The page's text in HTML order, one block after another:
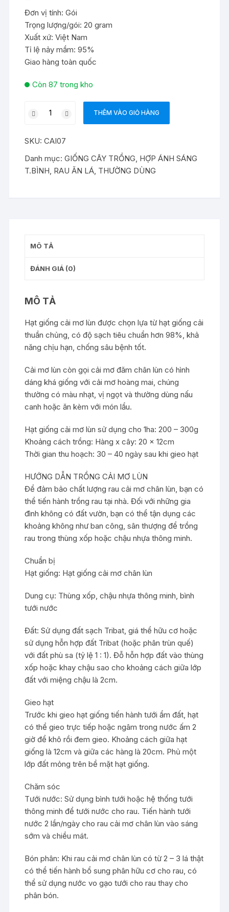
Đơn vị tính: Gói
Trọng lượng/gói: 20 gram
Xuất xứ: Việt Nam
Tỉ lệ nảy mầm: 95%
Giao hàng toàn quốc
Còn 87 trong kho
giống
cải
mơ
lùn
THÊM VÀO GIỎ HÀNG
SKU:CAI07
Danh mục:GIỐNG CÂY TRỒNG, HỢP ÁNH SÁNG
T.BÌNH, RAU ĂN LÁ, THƯỜNG DÙNG
MÔ TẢ
ĐÁNH GIÁ (0)
MÔ TẢ
Hạt giống cải mơ lùn được chọn lựa từ hạt giống cải
thuần chủng, có độ sạch tiêu chuẩn hơn 98%, khả
năng chịu hạn, chống sâu bệnh tốt.
Cải mơ lùn còn gọi cải mơ đăm chân lùn có hình
dáng khá giống với cải mơ hoàng mai, chúng
thường có màu nhạt, vị ngọt và thường dùng nấu
canh hoặc ăn kèm với món lẩu.
Hạt giống cải mơ lùn sử dụng cho 1ha: 200 – 300g
Khoảng cách trồng: Hàng x cây: 20 x 12cm
Thời gian thu hoạch: 30 – 40 ngày sau khi gieo hạt
HƯỚNG DẪN TRỒNG CẢI MƠ LÙN
Để đảm bảo chất lượng rau cải mơ chân lùn, bạn có
thể tiến hành trồng rau tại nhà. Đối với những gia
đình không có đất vườn, bạn có thể tận dụng các
khoảng không như ban công, sân thượng để trồng
rau trong thùng xốp hoặc chậu nhựa thông minh.
Chuẩn bị
Hạt giống: Hạt giống cải mơ chân lùn
Dung cụ: Thùng xốp, chậu nhựa thông minh, bình
tưới nước
Đất: Sử dụng đất sạch Tribat, giá thể hữu cơ hoặc
sử dụng hỗn hợp đất Tribat (hoặc phân trùn quế)
với đất phù sa (tỷ lệ 1 : 1). Đỗ hỗn hợp đất vào thùng
xốp hoặc khay chậu sao cho khoảng cách giữa lớp
đất với miệng chậu là 2cm.
Gieo hạt
Trước khi gieo hạt giống tiến hành tưới ẩm đất, hạt
có thể gieo trực tiếp hoặc ngâm trong nước ấm 2
giờ để khô rồi đem gieo. Khoảng cách giữa hạt
giống là 12cm và giữa các hàng là 20cm. Phủ một
lớp đất mỏng trên bề mặt hạt giống.
Chăm sóc
Tưới nước: Sử dụng bình tưới hoặc hệ thống tưới
thông minh để tưới nước cho rau. Tiến hành tưới
nước 2 lần/ngày cho rau cải mơ chân lùn vào sáng
sớm và chiều mát.
Bón phân: Khi rau cải mơ chân lùn có từ 2 – 3 lá thật
có thể tiến hành bổ sung phân hữu cơ cho rau, có
thể sử dụng nước vo gạo tưới cho rau thay cho
phân bón.